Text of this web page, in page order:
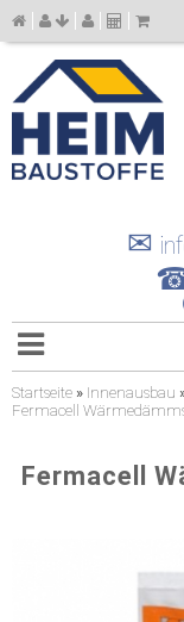
✉
Startseite » Innenausbau
Fermacell
Fermacell